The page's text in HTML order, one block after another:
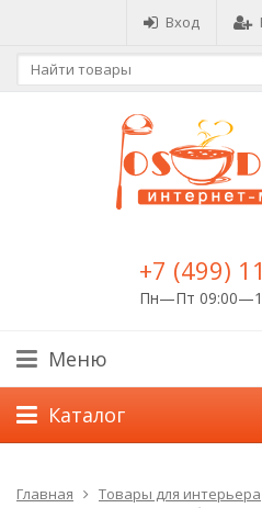
Вход
+7 (499)
Пн—Пт
Меню
Каталог
Главная Товары для интерьера